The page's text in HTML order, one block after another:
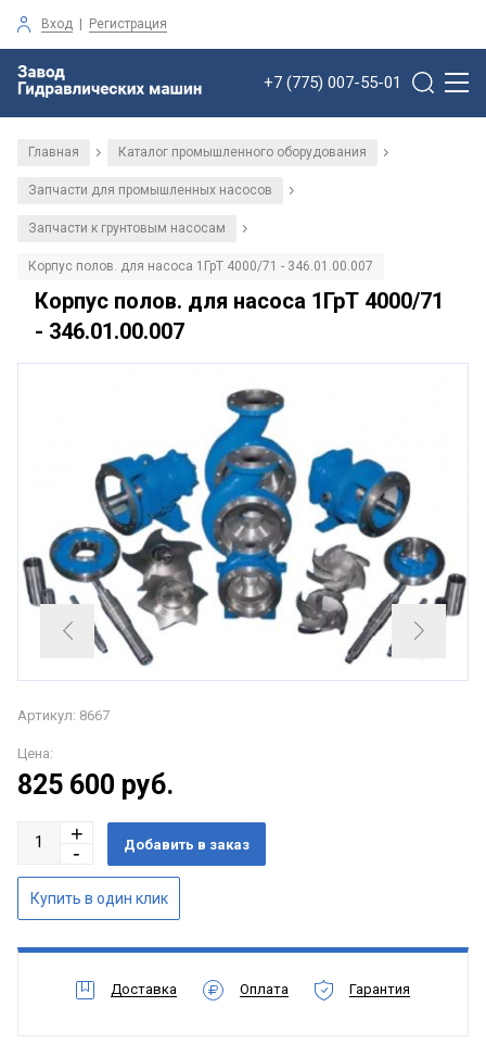
Вход | Регистрация
+7 (775) 007-55-01
Главная / Каталог промышленного оборудования /
Запчасти для промышленных насосов /
Запчасти к грунтовым насосам /
Корпус полов. для насоса 1ГрТ 4000/71 - 346.01.00.007
Корпус полов. для насоса 1ГрТ 4000/71
- 346.01.00.007
Артикул: 8667
Цена:
825 600 руб.
Доставка Оплата Гарантия